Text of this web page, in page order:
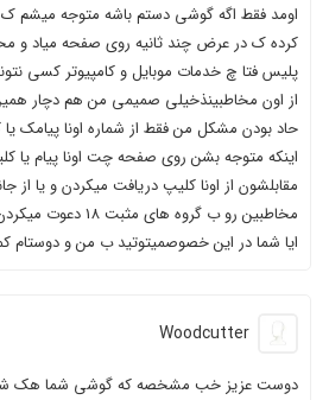
اومد فقط اگه گوشی دستم باشه متوجه میشم
کرده ک در عرض چند ثانیه روی صفحه میاد و
پلیس فتا چ خدمات موبایل و کامپیوتر کسی
از اون مخاطبینذخیلی صمیمی من هم دچار
حاد بودن مشکل من فقط از شماره اونا پیامک
اینکه متوجه بشن روی صفحه چت اونا پیام یا
مقابلشون از اونا کلیپ دریافت میکردن و یا
مخاطبین رو ب گروه های مثبت 18 دعوت میکردن
ایا شما در این خصوصمیتوتید ب من و دوستام
Woodcutter
دوست عزیز خب مشخصه که گوشی شما هک